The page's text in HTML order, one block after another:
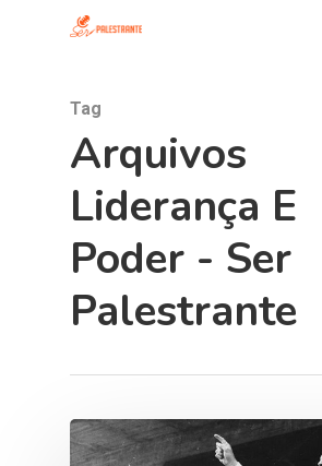
Tag
Arquivos
Liderança E
Poder - Ser
Palestrante